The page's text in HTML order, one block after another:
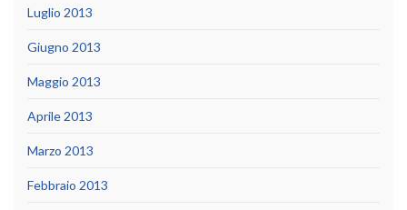
Luglio 2013
Giugno 2013
Maggio 2013
Aprile 2013
Marzo 2013
Febbraio 2013